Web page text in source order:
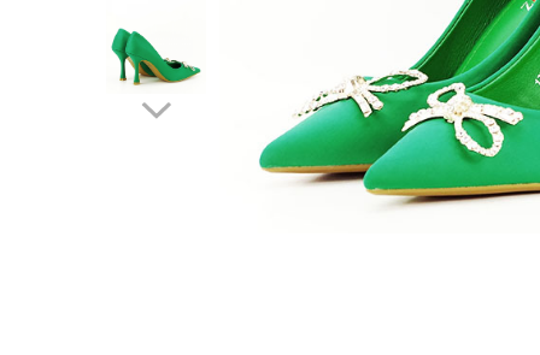
Incaltaminte toamna-iarna piele